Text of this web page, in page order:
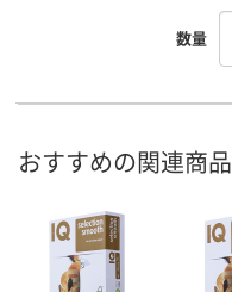
数量
おすすめの関連商品